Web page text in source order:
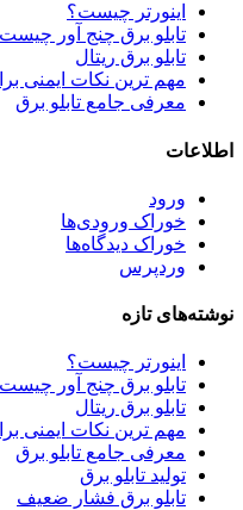
اینورتر چیست؟
تابلو برق چنج آور
تابلو برق ریتال
مهم ترین نکات ایمنی
معرفی جامع تابلو برق
اطلاعات
ورود
خوراک ورودی‌ها
خوراک دیدگاه‌ها
وردپرس
نوشته‌های تازه
اینورتر چیست؟
تابلو برق چنج آور
تابلو برق ریتال
مهم ترین نکات ایمنی
معرفی جامع تابلو برق
تولید تابلو برق
تابلو برق فشار ضعیف